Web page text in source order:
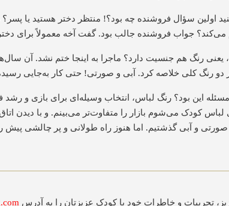
اولین سؤال فروشنده چه بود؟! منتظر دختر هستید یا
جواب فروشنده جالب بود. گفت آخه معمولاً برای
یعنی رنگ هم جنسیت دارد؟ ماجرا به اینجا ختم نشد. آن
رنگ کلی خلاصه کرد. آبی و صورتی! حتی کار به‌جایی
مسئله این بود؟ رنگ لباس، انتخاب وسیله‌ای برای بازی و
لباس کودک می‌شوم بازار را متفاوت‌تر می‌بینم. و با دیدن
و آبی گذشتیم. اما هنوز راه طولانی و پر چالشی پیش
تجربیات و خاطرات خود با کودک عزیزتان را به آدرس